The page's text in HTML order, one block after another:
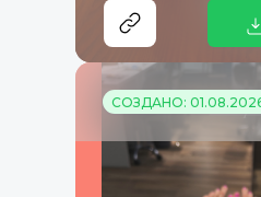
СОЗДАНО: 01.08.2026